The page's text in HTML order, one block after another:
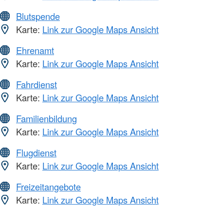
Blutspende
Karte: Link zur Google Maps Ansicht
Ehrenamt
Karte: Link zur Google Maps Ansicht
Fahrdienst
Karte: Link zur Google Maps Ansicht
Familienbildung
Karte: Link zur Google Maps Ansicht
Flugdienst
Karte: Link zur Google Maps Ansicht
Freizeitangebote
Karte: Link zur Google Maps Ansicht